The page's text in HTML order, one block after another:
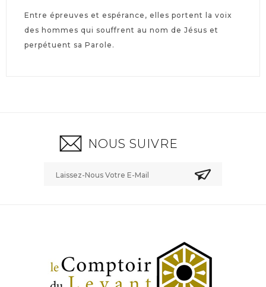
Entre épreuves et espérance, elles portent la voix
des hommes qui souffrent au nom de Jésus et
perpétuent sa Parole.
NOUS SUIVRE